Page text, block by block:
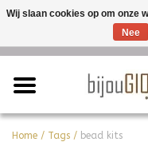
Home / Tags / bead kits
Wij slaan cookies op om onze
Nee